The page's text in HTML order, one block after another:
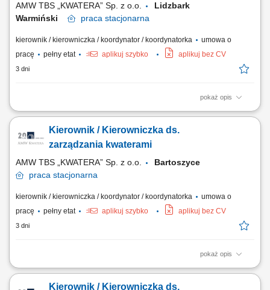
AMW TBS „KWATERA” Sp. z o.o.
Lidzbark
Warmiński
praca stacjonarna
kierownik / kierowniczka / koordynator / koordynatorka
umowa o
pracę
pełny etat aplikuj szybko aplikuj bez CV
3 dni
pokaż opis
Opis stanowiska: Nadzorowanie internatu wojskowego oraz kwater
mieszkańców oraz sporządzanie dokumentacji, prowadzenie ksiąg
internatowych (meldunkowej, zakwaterowania, mienia, awarii i usterek i
Kierownik / Kierowniczka ds.
zarządzania kwaterami
AMW TBS „KWATERA” Sp. z o.o.
Bartoszyce
praca stacjonarna
kierownik / kierowniczka / koordynator / koordynatorka
umowa o
pracę
pełny etat aplikuj szybko aplikuj bez CV
3 dni
pokaż opis
Opis stanowiska Zarządzanie sprawami administracyjnymi związanymi
Kierownik / Kierowniczka ds.